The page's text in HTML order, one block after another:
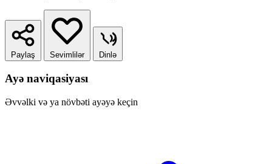
Paylaş Sevimlilər Dinlə
Ayə naviqasiyası
Əvvəlki və ya növbəti ayəyə keçin